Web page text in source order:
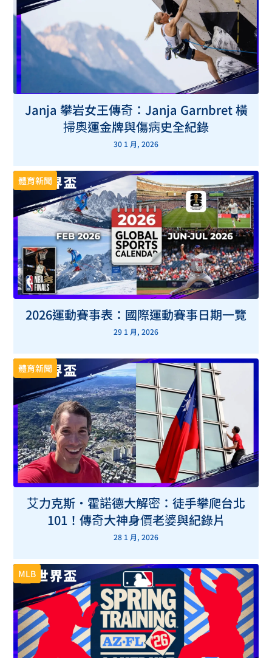
Janja 攀岩女王傳奇：Janja Garnbret 橫
掃奧運金牌與傷病史全紀錄
30 1 月, 2026
體育新聞
2026運動賽事表：國際運動賽事日期一覽
29 1 月, 2026
體育新聞
艾力克斯・霍諾德大解密：徒手攀爬台北
101！傳奇大神身價老婆與紀錄片
28 1 月, 2026
MLB